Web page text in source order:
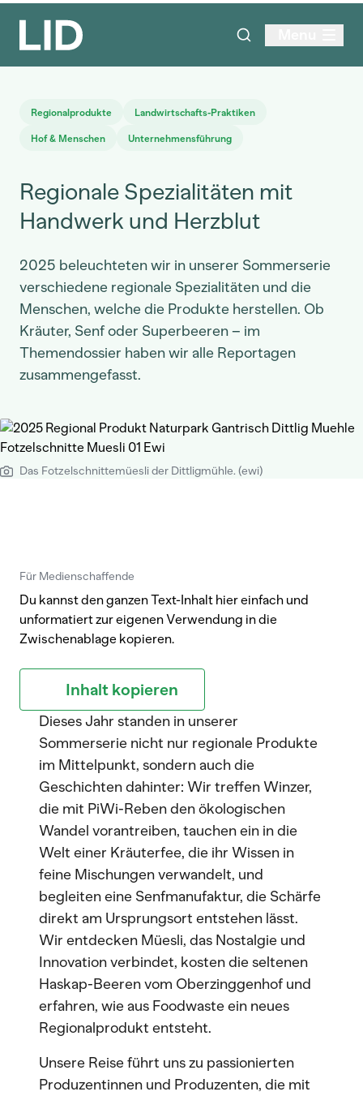
Regionalprodukte Landwirtschafts-Praktiken
Hof & Menschen Unternehmensführung
Regionale Spezialitäten mit
Handwerk und Herzblut
2025 beleuchteten wir in unserer Sommerserie
verschiedene regionale Spezialitäten und die
Menschen, welche die Produkte herstellen. Ob
Kräuter, Senf oder Superbeeren – im
Themendossier haben wir alle Reportagen
zusammengefasst.
Das Fotzelschnittemüesli der Dittligmühle. (ewi)
Für Medienschaffende
Du kannst den ganzen Text-Inhalt hier einfach und
unformatiert zur eigenen Verwendung in die
Zwischenablage kopieren.
Inhalt kopieren
Dieses Jahr standen in unserer
Sommerserie nicht nur regionale Produkte
im Mittelpunkt, sondern auch die
Geschichten dahinter: Wir treffen Winzer,
die mit PiWi-Reben den ökologischen
Wandel vorantreiben, tauchen ein in die
Welt einer Kräuterfee, die ihr Wissen in
feine Mischungen verwandelt, und
begleiten eine Senfmanufaktur, die Schärfe
direkt am Ursprungsort entstehen lässt.
Wir entdecken Müesli, das Nostalgie und
Innovation verbindet, kosten die seltenen
Haskap-Beeren vom Oberzinggenhof und
erfahren, wie aus Foodwaste ein neues
Regionalprodukt entsteht.
Unsere Reise führt uns zu passionierten
Produzentinnen und Produzenten, die mit